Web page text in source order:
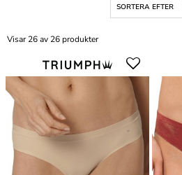
SORTERA EFTER
Visar 26 av 26 produkter